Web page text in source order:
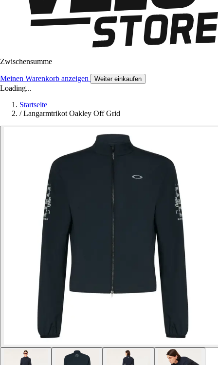
Zwischensumme
Meinen Warenkorb anzeigen Weiter einkaufen
Loading...
Startseite
/ Langarmtrikot Oakley Off Grid